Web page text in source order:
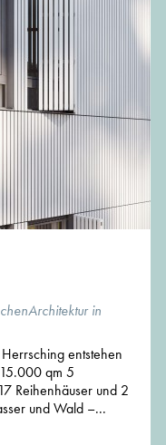
in
entstehen
qm 5
Reihenhäuser und 2
und Wald –...